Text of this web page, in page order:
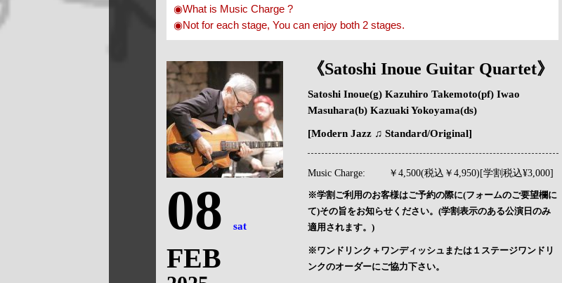
◉What is Music Charge ?
◉Not for each stage, You can enjoy both 2 stages.
08 sat
FEB
《Satoshi Inoue Guitar Quartet》
Satoshi Inoue(g) Kazuhiro Takemoto(pf) Iwao
Masuhara(b) Kazuaki Yokoyama(ds)
[Modern Jazz ♫ Standard/Original]
Music Charge: ￥4,500(税込￥4,950)[学割税込¥3,000]
※学割ご利用のお客様はご予約の際に(フォームのご要望欄に
て)その旨をお知らせください。(学割表示のある公演日のみ
適用されます。)
※ワンドリンク＋ワンディッシュまたは１ステージワンドリ
ンクのオーダーにご協力下さい。